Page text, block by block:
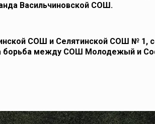
Васильчиновской СОШ.
СОШ и Селятинской СОШ № 1,
борьба между СОШ Молодежый и